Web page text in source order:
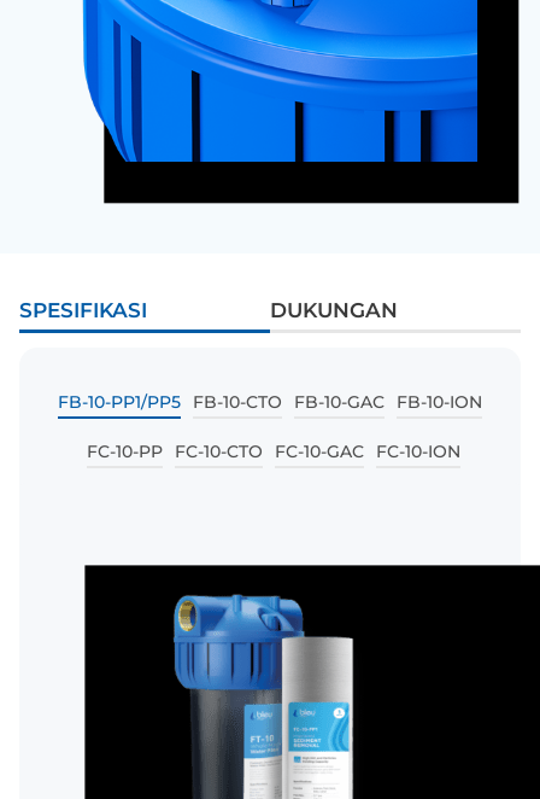
SPESIFIKASI DUKUNGAN
FB-10-PP1/PP5 FB-10-CTO FB-10-GAC FB-10-ION
FC-10-PP FC-10-CTO FC-10-GAC FC-10-ION